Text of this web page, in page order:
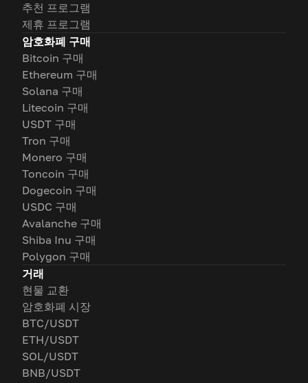
추천 프로그램
제휴 프로그램
암호화폐 구매
Bitcoin 구매
Ethereum 구매
Solana 구매
Litecoin 구매
USDT 구매
Tron 구매
Monero 구매
Toncoin 구매
Dogecoin 구매
USDC 구매
Avalanche 구매
Shiba Inu 구매
Polygon 구매
거래
현물 교환
암호화폐 시장
BTC/USDT
ETH/USDT
SOL/USDT
BNB/USDT